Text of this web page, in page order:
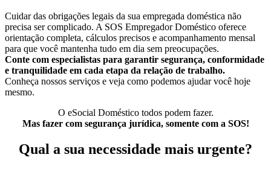
Cuidar das obrigações legais da sua empregada doméstica não
precisa ser complicado. A SOS Empregador Doméstico oferece
orientação completa, cálculos precisos e acompanhamento mensal
para que você mantenha tudo em dia sem preocupações.
Conte com especialistas para garantir segurança, conformidade
e tranquilidade em cada etapa da relação de trabalho.
Conheça nossos serviços e veja como podemos ajudar você hoje
mesmo.
O eSocial Doméstico todos podem fazer.
Mas fazer com segurança jurídica, somente com a SOS!
Qual a sua necessidade mais urgente?